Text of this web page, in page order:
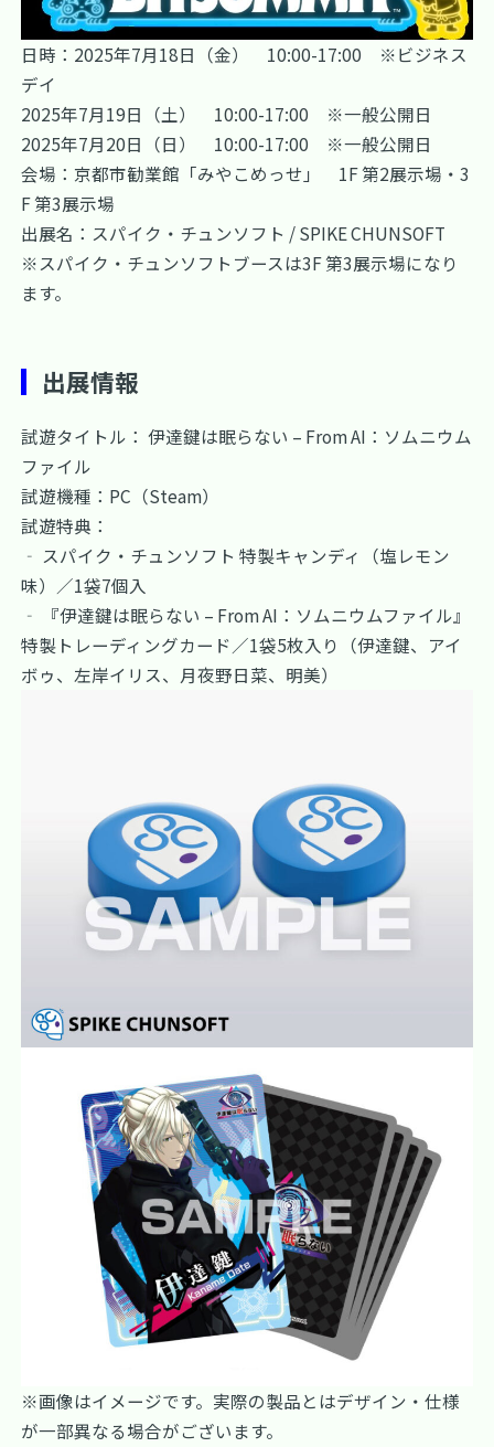
日時：2025年7月18日（金） 10:00-17:00 ※ビジネス
デイ
2025年7月19日（土） 10:00-17:00 ※一般公開日
2025年7月20日（日） 10:00-17:00 ※一般公開日
会場：京都市勧業館「みやこめっせ」 1F 第2展示場・3
F 第3展示場
出展名：スパイク・チュンソフト / SPIKE CHUNSOFT
※スパイク・チュンソフトブースは3F 第3展示場になり
ます。
出展情報
試遊タイトル： 伊達鍵は眠らない – From AI：ソムニウム
ファイル
試遊機種：PC（Steam）
試遊特典：
‐ スパイク・チュンソフト 特製キャンディ（塩レモン
味）／1袋7個入
‐ 『伊達鍵は眠らない – From AI：ソムニウムファイル』
特製トレーディングカード／1袋5枚入り（伊達鍵、アイ
ボゥ、左岸イリス、月夜野日菜、明美）
※画像はイメージです。実際の製品とはデザイン・仕様
が一部異なる場合がございます。